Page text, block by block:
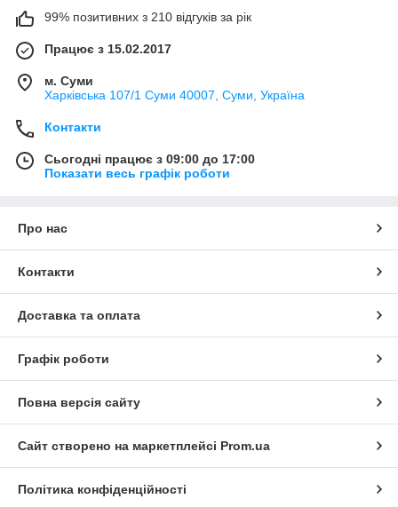
99% позитивних з 210 відгуків за рік
Працює з 15.02.2017
м. Суми
Харківська 107/1 Суми 40007, Суми, Україна
Контакти
Сьогодні працює з 09:00 до 17:00
Показати весь графік роботи
Про нас
Контакти
Доставка та оплата
Графік роботи
Повна версія сайту
Сайт створено на маркетплейсі Prom.ua
Політика конфіденційності